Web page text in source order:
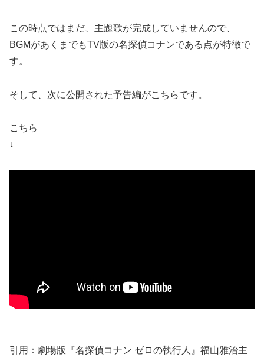
この時点ではまだ、主題歌が完成していませんので、
BGMがあくまでもTV版の名探偵コナンである点が特徴で
す。
そして、次に公開された予告編がこちらです。
こちら
↓
引用：劇場版『名探偵コナン ゼロの執行人』福山雅治主